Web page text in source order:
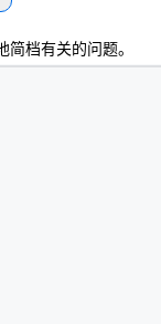
简档有关的问题。